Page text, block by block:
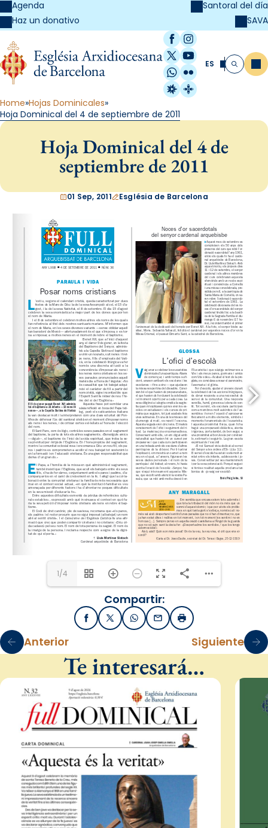
Agenda
Haz un donativo
Santoral del día
SAVA
Facebook
Instagram
X / Twitter
YouTube
WhatsApp
Flickr
Radio Estel
Catalunya
ES Buscar
Home Hojas Dominicales
Hoja Dominical del 4 de septiembre de 2011
Hoja Dominical del 4 de
septiembre de 2011
01 Sep, 2011 Església de Barcelona
1/4
Compartir:
FacebookX / TwitterWhatsApp
EmailImprimir
Anterior Siguiente
Te interesará…